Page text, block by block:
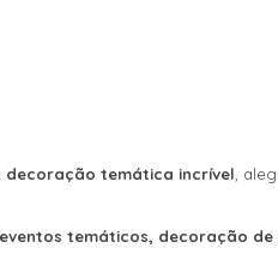
decoração temática incrível ,
temáticos, decoração de